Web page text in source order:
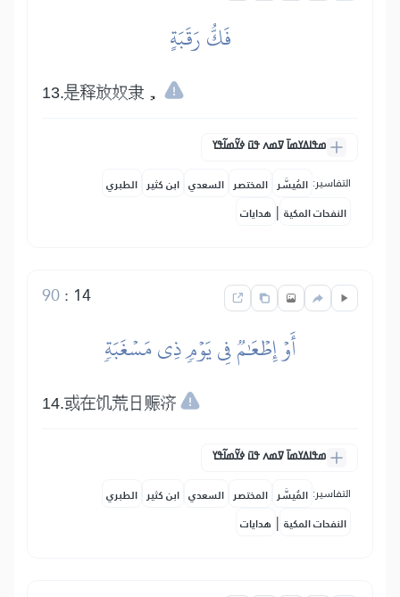
فَكُّ رَقَبَةٍ
13.是释放奴隶，
ߘߟߊߡߌߘߊ߫ ߜߘߍ ߟߎ߫ ߦߌ߬ߘߊ߬ߟߌ
التفاسير: المُيسَّر المختصر السعدي ابن كثير الطبري
النفحات المكية | هدايات
14
:
90
أَوۡ إِطۡعَٰمٞ فِي يَوۡمٖ ذِي مَسۡغَبَةٖ
14.或在饥荒日赈济
ߘߟߊߡߌߘߊ߫ ߜߘߍ ߟߎ߫ ߦߌ߬ߘߊ߬ߟߌ
التفاسير: المُيسَّر المختصر السعدي ابن كثير الطبري
النفحات المكية | هدايات